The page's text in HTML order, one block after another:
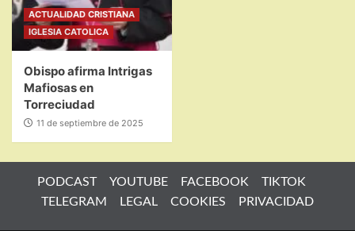
ACTUALIDAD CRISTIANA
IGLESIA CATOLICA
Obispo afirma Intrigas
Mafiosas en
Torreciudad
11 de septiembre de 2025
PODCAST YOUTUBE FACEBOOK
TIKTOK
TELEGRAM
LEGAL COOKIES PRIVACIDAD